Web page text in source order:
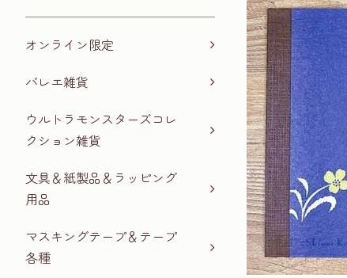
オンライン限定
バレエ雑貨
ウルトラモンスターズコレ
クション雑貨
文具＆紙製品＆ラッピング
用品
マスキングテープ＆テープ
各種